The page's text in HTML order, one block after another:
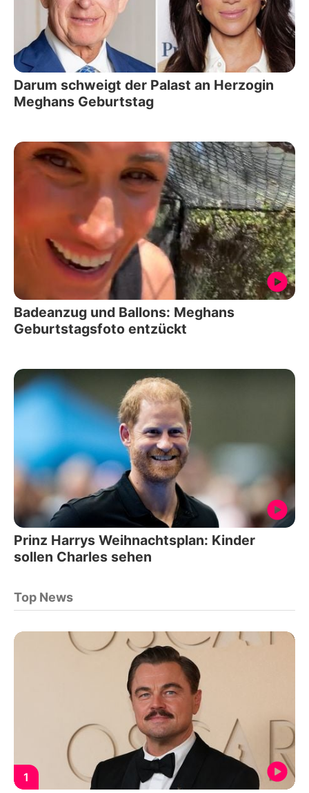
Darum schweigt der Palast an Herzogin
Meghans Geburtstag
Badeanzug und Ballons: Meghans
Geburtstagsfoto entzückt
Prinz Harrys Weihnachtsplan: Kinder
sollen Charles sehen
Top News
1